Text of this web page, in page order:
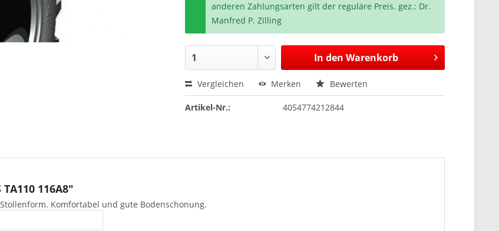
anderen Zahlungsarten gilt der reguläre Preis. gez.: Dr.
Manfred P. Zilling
In den Warenkorb
Vergleichen Merken Bewerten
Artikel-Nr.: 4054774212844
116A8"
Komfortabel und gute Bodenschonung.